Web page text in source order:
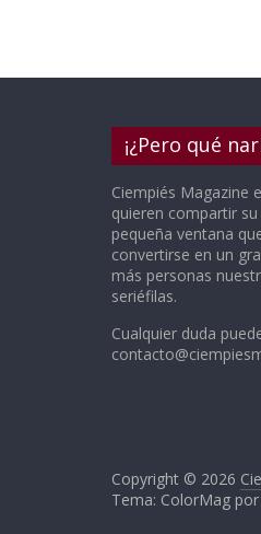
¡¿Pero qué
Ciempiés Magazine
quieren compartir
pequeña ventana
convertirse en un
más personas
seriéfilas.
Cualquier duda
Copyright © 2026
Tema: ColorMag por